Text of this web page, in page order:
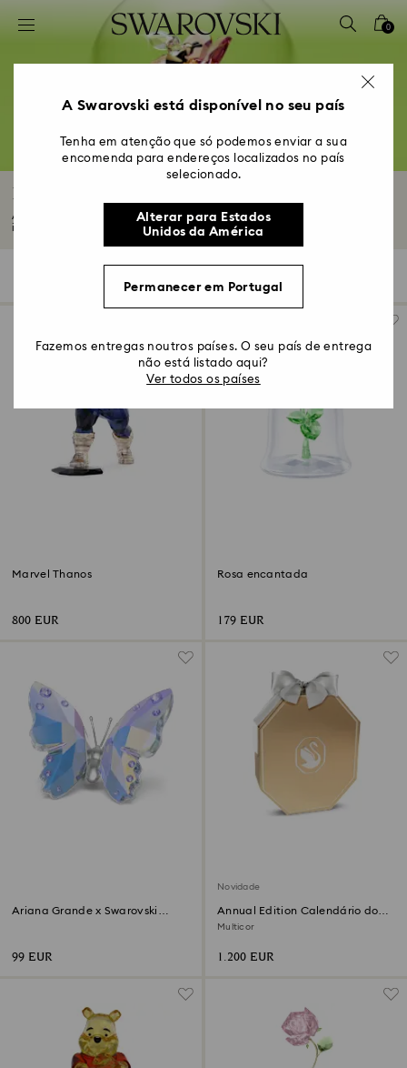
Accesskeys list
2 - Rodapé
4 – Resultados da pesquisa
0
Decorações e Ornamentos
As nossas decorações e ornamentos de cristal foram concebidos para
inspirar...
Filtros
Marvel Thanos
800 EUR
Rosa encantada
179 EUR
‎Ariana Grande x Swarovski
99 EUR
Novidade
Annual Edition Calendário do
Advento 2026
Multicor
1.200 EUR
A Swarovski está disponível no seu país
Tenha em atenção que só podemos enviar a sua
encomenda para endereços localizados no país
selecionado.
Alterar para Estados
Unidos da América
Permanecer em Portugal
Fazemos entregas noutros países. O seu país de entrega
não está listado aqui?
Ver todos os países